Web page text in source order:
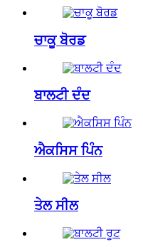
ਚਾਕੂ ਬੋਰਡ
ਬਾਲਟੀ ਦੰਦ
ਐਕਸਿਸ ਪਿੰਨ
ਤੇਲ ਸੀਲ